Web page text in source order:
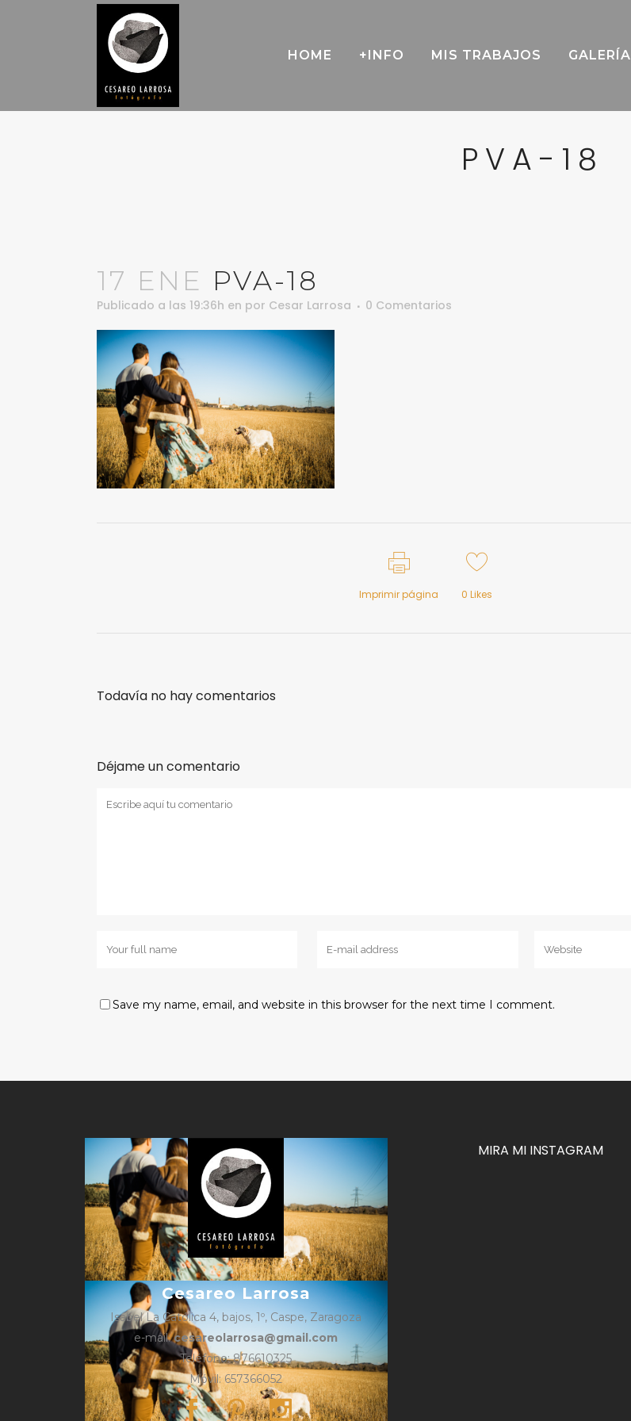
HOME +INFO MIS TRABAJOS GALERÍA
PVA-18
17 ENE PVA-18
Publicado a las 19:36h en por Cesar Larrosa 0 Comentarios
Imprimir página 0 Likes
Todavía no hay comentarios
Déjame un comentario
Save my name, email, and website in this browser for the next time I comment.
Cesareo Larrosa
Isabel La Católica 4, bajos, 1º, Caspe, Zaragoza
e-mail:cesareolarrosa@gmail.com
Teléfono: 876610325
Móvil: 657366052
MIRA MI INSTAGRAM